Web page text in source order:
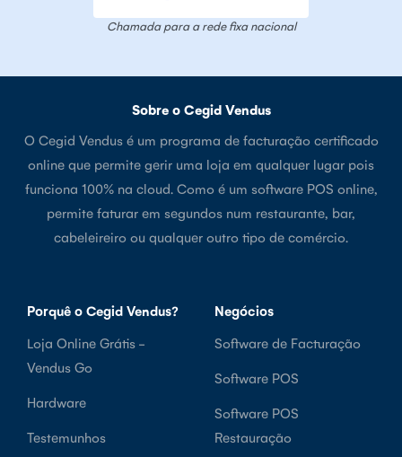
Chamada para a rede fixa nacional
Sobre o Cegid Vendus
O Cegid Vendus é um programa de facturação certificado
online que permite gerir uma loja em qualquer lugar pois
funciona 100% na cloud. Como é um software POS online,
permite faturar em segundos num restaurante, bar,
cabeleireiro ou qualquer outro tipo de comércio.
Porquê o Cegid Vendus?
Loja Online Grátis -
Vendus Go
Hardware
Testemunhos
Negócios
Software de Facturação
Software POS
Software POS
Restauração